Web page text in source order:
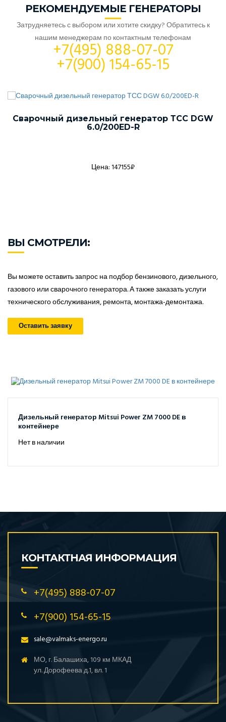
РЕКОМЕНДУЕМЫЕ ГЕНЕРАТОРЫ
Затрудняетесь с выбором или хотите скидку? Обратитесь к
нашим менеджерам по контактным телефонам
+7(495) 888-07-07
+7(900) 154-65-15
Сварочный дизельный генератор ТСС DGW
6.0/200ED-R
Цена: 147155₽
ВЫ СМОТРЕЛИ:
Вы можете оставить запрос на подбор бензинового, дизельного,
газового или сварочного генератора. А также заказать услуги
технического обслуживания, ремонта, монтажа-демонтажа.
Оставить заявку
Дизельный генератор Mitsui Power ZM 7000 DE в
контейнере
Нет в наличии
КОНТАКТНАЯ ИНФОРМАЦИЯ
+7(495) 888-07-07
+7(900) 154-65-15
sale@valmaks-energo.ru
МО, г. Балашиха, 109 км МКАД
ул. Дорофеева д.1, вл. 1